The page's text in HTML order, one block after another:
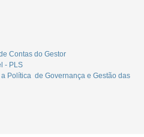
Contas do Gestor
- PLS
Política de Governança e Gestão das